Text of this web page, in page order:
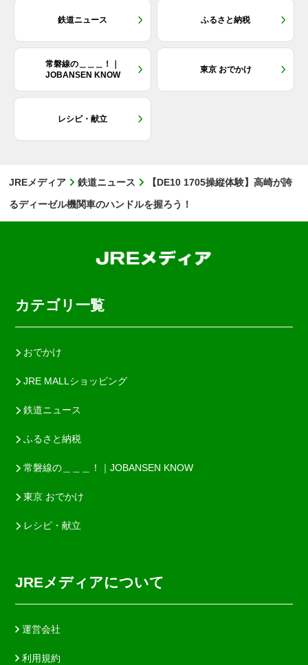
鉄道ニュース ふるさと納税
常磐線の＿＿＿！｜
JOBANSEN KNOW
東京 おでかけ
レシピ・献立
JREメディア 鉄道ニュース
【DE10 1705操縦体験】高崎が誇
るディーゼル機関車のハンドルを握ろう！
カテゴリ一覧
おでかけ
JRE MALLショッピング
鉄道ニュース
ふるさと納税
常磐線の＿＿＿！｜JOBANSEN KNOW
東京 おでかけ
レシピ・献立
JREメディアについて
運営会社
利用規約